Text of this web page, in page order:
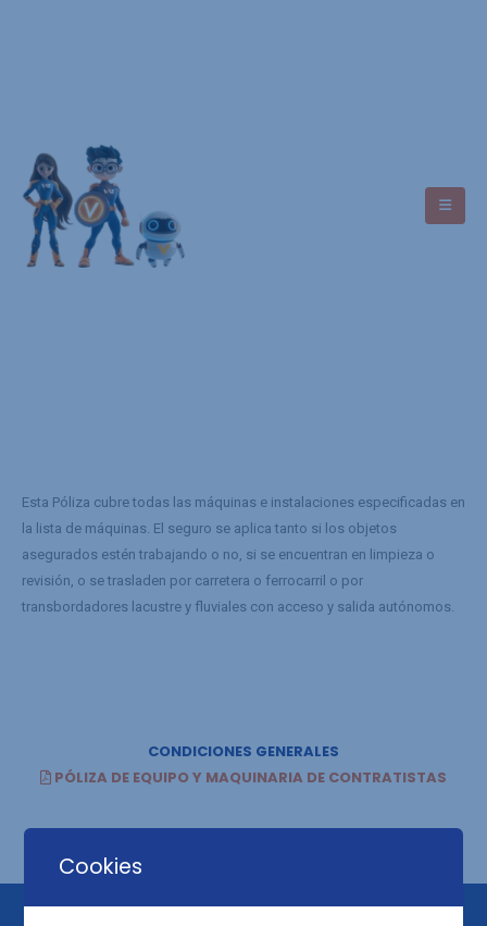
Esta Póliza cubre todas las máquinas e instalaciones especificadas en
la lista de máquinas. El seguro se aplica tanto si los objetos
asegurados estén trabajando o no, si se encuentran en limpieza o
revisión, o se trasladen por carretera o ferrocarril o por
transbordadores lacustre y fluviales con acceso y salida autónomos.
CONDICIONES GENERALES
PÓLIZA DE EQUIPO Y MAQUINARIA DE CONTRATISTAS
Cookies